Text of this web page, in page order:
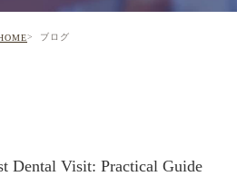
ブログ
Dental Visit: Practical Guide